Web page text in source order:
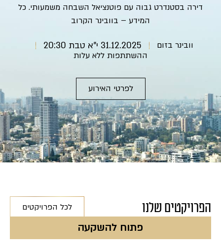
דירה בסטנדרט גבוה עם פוטנציאל השבחה משמעותי. כל
המידע – בוובינר הקרוב
וובינר בזום 31.12.2025 י"א טבת 20:30
ההשתתפות ללא עלות
לפרטי האירוע
הפרויקטים שלנו לכל הפרויקטים
פתוח להשקעה